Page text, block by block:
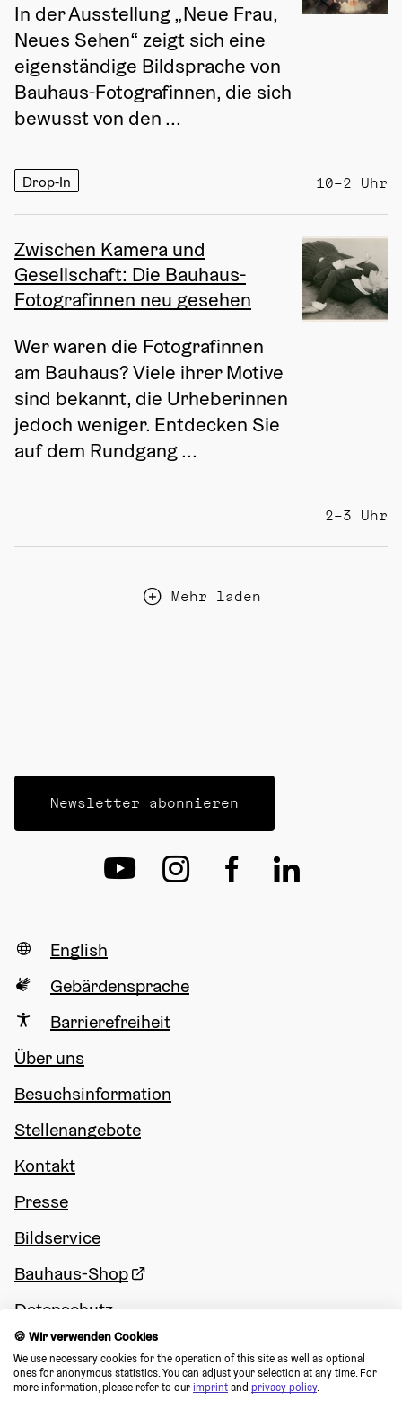
In der Ausstellung „Neue Frau,
Neues Sehen“ zeigt sich eine
eigenständige Bildsprache von
Bauhaus-Fotografinnen, die sich
bewusst von den ...
Drop-In 10–2 Uhr
Zwischen Kamera und
Gesellschaft: Die Bauhaus-
Fotografinnen neu gesehen
Wer waren die Fotografinnen
am Bauhaus? Viele ihrer Motive
sind bekannt, die Urheberinnen
jedoch weniger. Entdecken Sie
auf dem Rundgang ...
2–3 Uhr
Mehr laden
Newsletter abonnieren
English
Gebärdensprache
Barrierefreiheit
Über uns
Besuchsinformation
Stellenangebote
Kontakt
Presse
Bildservice
Bauhaus-Shop
Datenschutz
Impressum
Cookie Consent
🍪 Wir verwenden Cookies
We use necessary cookies for the operation of this site as well as optional
ones for anonymous statistics. You can adjust your selection at any time. For
more information, please refer to our imprint and privacy policy.